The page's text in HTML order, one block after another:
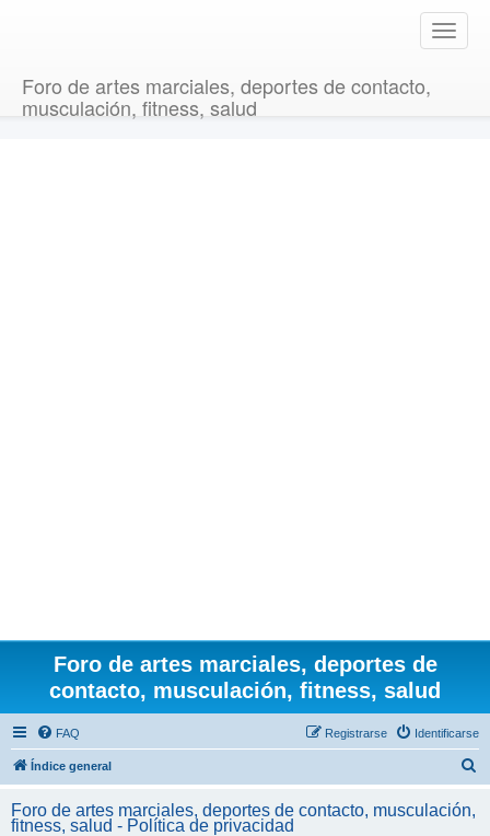
T
o
Foro de artes marciales, deportes de contacto,
musculación, fitness, salud
Foro de artes marciales, deportes de
contacto, musculación, fitness, salud
FAQ Identificarse
Registrarse
Índice general
Foro de artes marciales, deportes de contacto, musculación,
fitness, salud - Política de privacidad